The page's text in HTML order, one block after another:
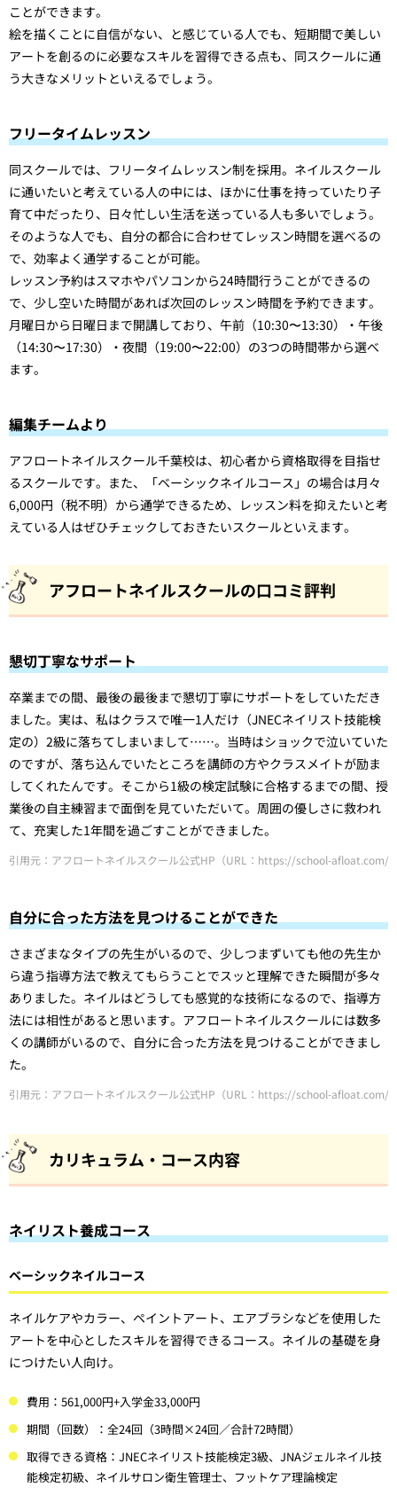
ことができます。
絵を描くことに自信がない、と感じている人でも、短期間で美しい
アートを創るのに必要なスキルを習得できる点も、同スクールに通
う大きなメリットといえるでしょう。
フリータイムレッスン
同スクールでは、フリータイムレッスン制を採用。ネイルスクール
に通いたいと考えている人の中には、ほかに仕事を持っていたり子
育て中だったり、日々忙しい生活を送っている人も多いでしょう。
そのような人でも、自分の都合に合わせてレッスン時間を選べるの
で、効率よく通学することが可能。
レッスン予約はスマホやパソコンから24時間行うことができるの
で、少し空いた時間があれば次回のレッスン時間を予約できます。
月曜日から日曜日まで開講しており、午前（10:30〜13:30）・午後
（14:30〜17:30）・夜間（19:00〜22:00）の3つの時間帯から選べ
ます。
編集チームより
アフロートネイルスクール千葉校は、初心者から資格取得を目指せ
るスクールです。また、「ベーシックネイルコース」の場合は月々
6,000円（税不明）から通学できるため、レッスン料を抑えたいと考
えている人はぜひチェックしておきたいスクールといえます。
アフロートネイルスクールの口コミ評判
懇切丁寧なサポート
卒業までの間、最後の最後まで懇切丁寧にサポートをしていただき
ました。実は、私はクラスで唯一1人だけ（JNECネイリスト技能検
定の）2級に落ちてしまいまして……。当時はショックで泣いていた
のですが、落ち込んでいたところを講師の方やクラスメイトが励ま
してくれたんです。そこから1級の検定試験に合格するまでの間、授
業後の自主練習まで面倒を見ていただいて。周囲の優しさに救われ
て、充実した1年間を過ごすことができました。
引用元：アフロートネイルスクール公式HP（URL：https://school-
自分に合った方法を見つけることができた
さまざまなタイプの先生がいるので、少しつまずいても他の先生か
ら違う指導方法で教えてもらうことでスッと理解できた瞬間が多々
ありました。ネイルはどうしても感覚的な技術になるので、指導方
法には相性があると思います。アフロートネイルスクールには数多
くの講師がいるので、自分に合った方法を見つけることができまし
た。
引用元：アフロートネイルスクール公式HP（URL：https://school-
カリキュラム・コース内容
ネイリスト養成コース
ベーシックネイルコース
ネイルケアやカラー、ペイントアート、エアブラシなどを使用した
アートを中心としたスキルを習得できるコース。ネイルの基礎を身
につけたい人向け。
費用：561,000円+入学金33,000円
期間（回数）：全24回（3時間×24回／合計72時間）
取得できる資格：JNECネイリスト技能検定3級、JNAジェルネイル技
能検定初級、ネイルサロン衛生管理士、フットケア理論検定